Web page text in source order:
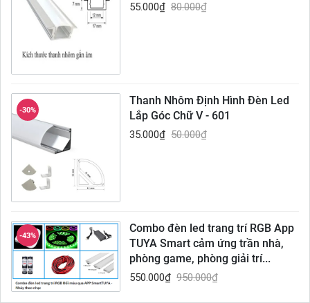
55.000₫ 80.000₫
-30%
Thanh Nhôm Định Hình Đèn Led
Lắp Góc Chữ V - 601
35.000₫ 50.000₫
-43%
Combo đèn led trang trí RGB App
TUYA Smart cảm ứng trần nhà,
phòng game, phòng giải trí...
550.000₫ 950.000₫